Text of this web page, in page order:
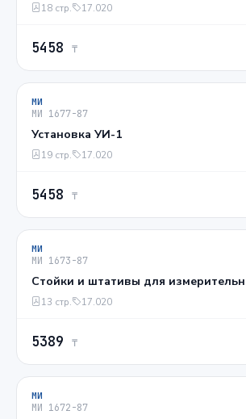
18 стр. 17.020
5458 ₸
МИ
МИ 1677-87
Установка УИ-1
19 стр. 17.020
5458 ₸
МИ
МИ 1673-87
Стойки и штативы для
13 стр. 17.020
5389 ₸
МИ
МИ 1672-87